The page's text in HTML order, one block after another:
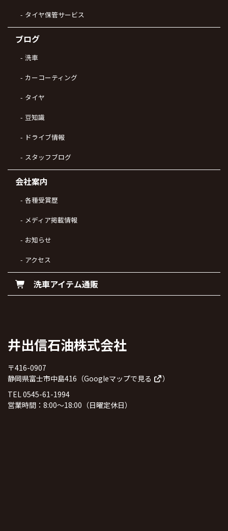
タイヤ保管サービス
ブログ
洗車
カーコーティング
タイヤ
豆知識
ドライブ情報
スタッフブログ
会社案内
各種受賞歴
メディア掲載情報
お知らせ
アクセス
洗車アイテム通販
井出信石油株式会社
〒416-0907
静岡県富士市中島416（Googleマップで見る
）
TEL 0545-61-1994
営業時間：8:00～18:00（日曜定休日）